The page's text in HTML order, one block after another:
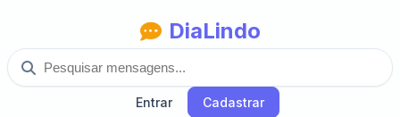
DiaLindo
Entrar Cadastrar